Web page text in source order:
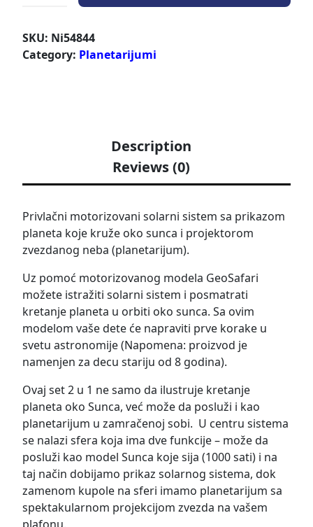
SKU: Ni54844
Category: Planetarijumi
Description
Reviews (0)
Privlačni motorizovani solarni sistem sa prikazom
planeta koje kruže oko sunca i projektorom
zvezdanog neba (planetarijum).
Uz pomoć motorizovanog modela GeoSafari
možete istražiti solarni sistem i posmatrati
kretanje planeta u orbiti oko sunca. Sa ovim
modelom vaše dete će napraviti prve korake u
svetu astronomije (Napomena: proizvod je
namenjen za decu stariju od 8 godina).
Ovaj set 2 u 1 ne samo da ilustruje kretanje
planeta oko Sunca, već može da posluži i kao
planetarijum u zamračenoj sobi. U centru sistema
se nalazi sfera koja ima dve funkcije – može da
posluži kao model Sunca koje sija (1000 sati) i na
taj način dobijamo prikaz solarnog sistema, dok
zamenom kupole na sferi imamo planetarijum sa
spektakularnom projekcijom zvezda na vašem